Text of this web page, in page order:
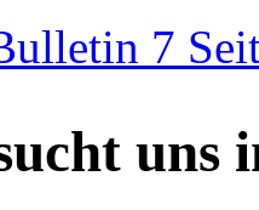
7
uns